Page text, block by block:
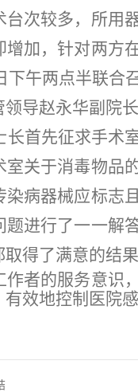
次较多，所用
加，针对两方
下午两点半联合
导赵永华副院
长首先征求手术
室关于消毒物品
病器械应标志
进行了一一解
得了满意的结
者的服务意识
效地控制医院